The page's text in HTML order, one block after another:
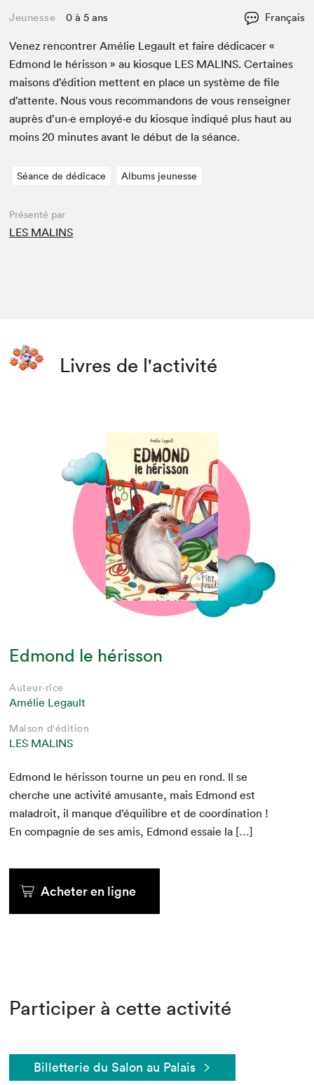
Jeunesse 0 à 5 ans Français
Venez ren­con­tr­er Amélie Legault et faire dédi­cac­er «
Edmond le héris­son » au kiosque LES MALINS. Cer­taines
maisons d’édi­tion met­tent en place un sys­tème de file
d’at­tente. Nous vous recom­man­dons de vous ren­seign­er
auprès d’un·e employé·e du kiosque indiqué plus haut au
moins20 min­utes avant le début de la séance.
Séance de dédicace Albums jeunesse
Présenté par
LES MALINS
Livres de l'activité
Edmond le hérisson
Auteur·rice
Amélie Legault
Maison d'édition
LES MALINS
Edmond le héris­son tourne un peu en rond. Il se
cherche une activ­ité amu­sante, mais Edmond est
mal­adroit, il manque d’équilibre et de coor­di­na­tion !
En com­pag­nie de ses amis, Edmond essaie la […]
Acheter en ligne
Participer à cette activité
Billetterie du Salon au Palais